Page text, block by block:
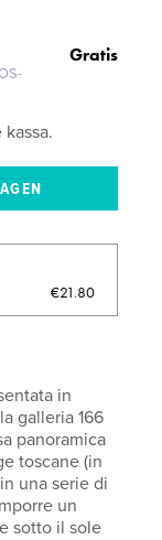
Gratis
€21.80
in
galleria 166
panoramica
toscane (in
una serie di
un
sotto il sole